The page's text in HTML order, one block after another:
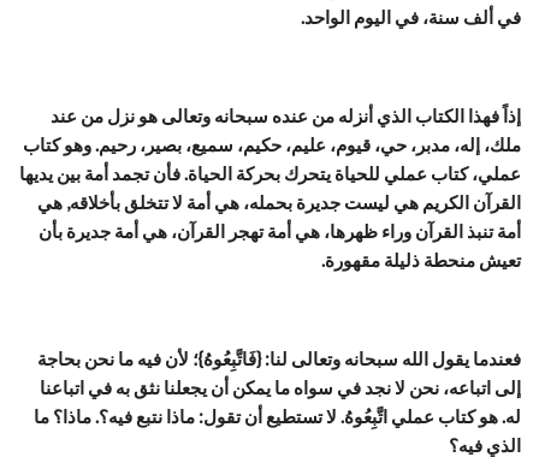
في ألف سنة، في اليوم الواحد.
إذاً فهذا الكتاب الذي أنزله من عنده سبحانه وتعالى هو نزل من عند
ملك، إله، مدبر، حي، قيوم، عليم، حكيم، سميع، بصير، رحيم. وهو كتاب
عملي، كتاب عملي للحياة يتحرك بحركة الحياة. فأن تجمد أمة بين يديها
القرآن الكريم هي ليست جديرة بحمله، هي أمة لا تتخلق بأخلاقه, هي
أمة تنبذ القرآن وراء ظهرها، هي أمة تهجر القرآن، هي أمة جديرة بأن
تعيش منحطة ذليلة مقهورة.
فعندما يقول الله سبحانه وتعالى لنا: {فَاتَّبِعُوهُ}؛ لأن فيه ما نحن بحاجة
إلى اتباعه، نحن لا نجد في سواه ما يمكن أن يجعلنا نثق به في اتباعنا
له. هو كتاب عملي اتَّبِعُوهُ. لا تستطيع أن تقول: ماذا نتبع فيه؟. ماذا؟ ما
الذي فيه؟